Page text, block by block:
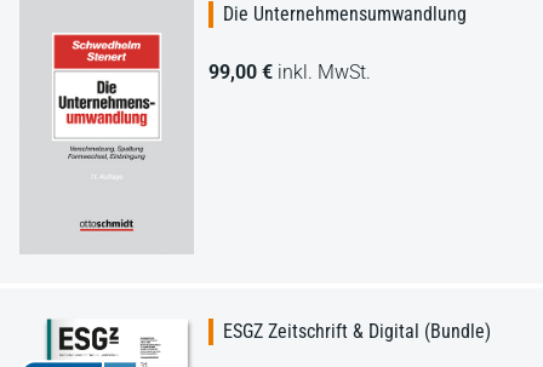
Die Unternehmensumwandlung
99,00 € inkl. MwSt.
ESGZ Zeitschrift & Digital (Bundle)